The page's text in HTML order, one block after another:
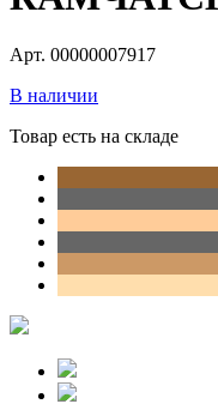
Арт. 00000007917
В наличии
Товар есть на складе